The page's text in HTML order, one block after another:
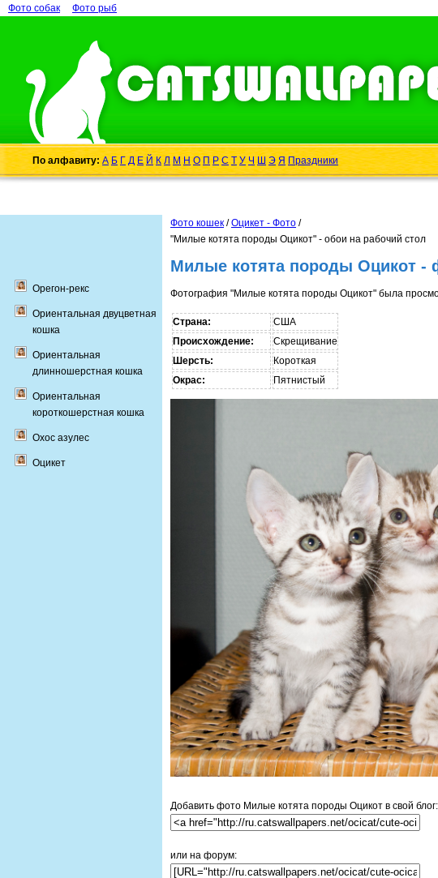
Фото собак Фото рыб
По алфавиту: А Б Г Д Е Й К Л М Н О П Р С Т У Ч Ш Э Я Праздники
Фото кошек /Оцикет - Фото /
"Милые котята породы Оцикот" - обои на рабочий стол
Милые котята породы Оцикот -
Фотография "Милые котята породы Оцикот" была
Страна:
США
Происхождение:
Скрещивание
Шерсть:
Короткая
Окрас:
Пятнистый
Добавить фото Милые котята породы Оцикот в свой блог:
или на форум:
Орегон-рекс
Ориентальная двуцветная
кошка
Ориентальная
длинношерстная кошка
Ориентальная
короткошерстная кошка
Охос азулес
Оцикет